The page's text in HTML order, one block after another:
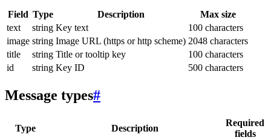
Field Type Description
Max size
text
string Key text
100 characters
image string Image URL (https or http scheme) 2048 characters
title
string Title or tooltip key
100 characters
id
string Key ID 500 characters
Message types#
Type Description
Required
fields